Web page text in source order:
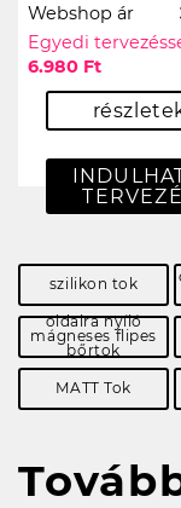
Webshop ár
Egyedi
6.980 Ft
szilikon tok
oldalra nyíló
mágneses flipes
bőrtok
MATT Tok